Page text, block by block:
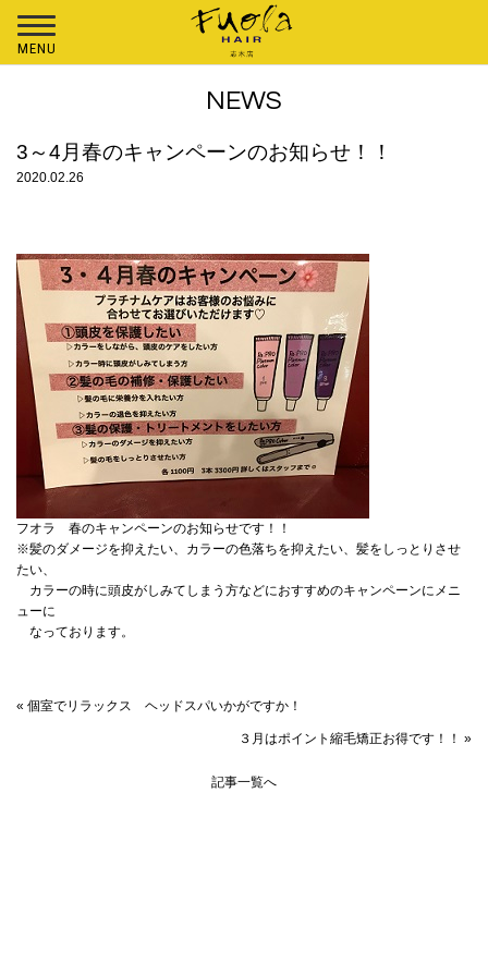
MENU
NEWS
3～4月春のキャンペーンのお知らせ！！
2020.02.26
フオラ 春のキャンペーンのお知らせです！！
※髪のダメージを抑えたい、カラーの色落ちを抑えたい、髪をしっとりさせ
たい、
​​​​カラーの時に頭皮がしみてしまう方などにおすすめのキャンペーンにメニ
ューに
なっております。
« 個室でリラックス ヘッドスパいかがですか！
３月はポイント縮毛矯正お得です！！ »
記事一覧へ